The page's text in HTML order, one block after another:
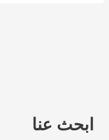
ابحث عنا